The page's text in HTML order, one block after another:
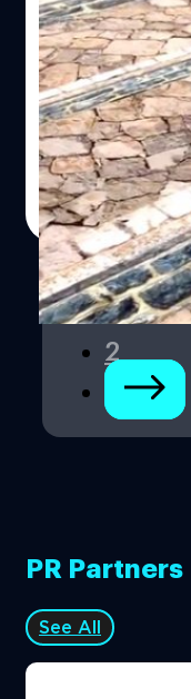
Trailer ล่าสุดจ
ภาพวิดีโอล่าสุดของ
(ที่ยังไม่รู้ว่าจะต้อง
อลังการของกราฟิ
Bayonetta ผู้ทรงเ
ก็จะเป็น Exclusive
หมดสิทธิ์เล่นอย่าง
Anurat Klikrom|
Read More
1
2
PR Partners
See All